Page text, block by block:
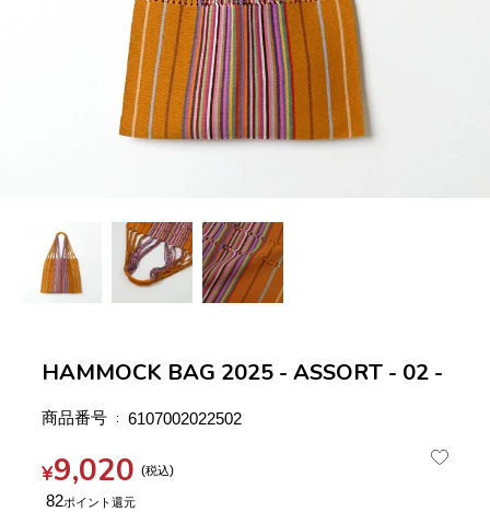
HAMMOCK BAG 2025 - ASSORT - 02 -
商品番号 6107002022502
¥9,020 税込
82